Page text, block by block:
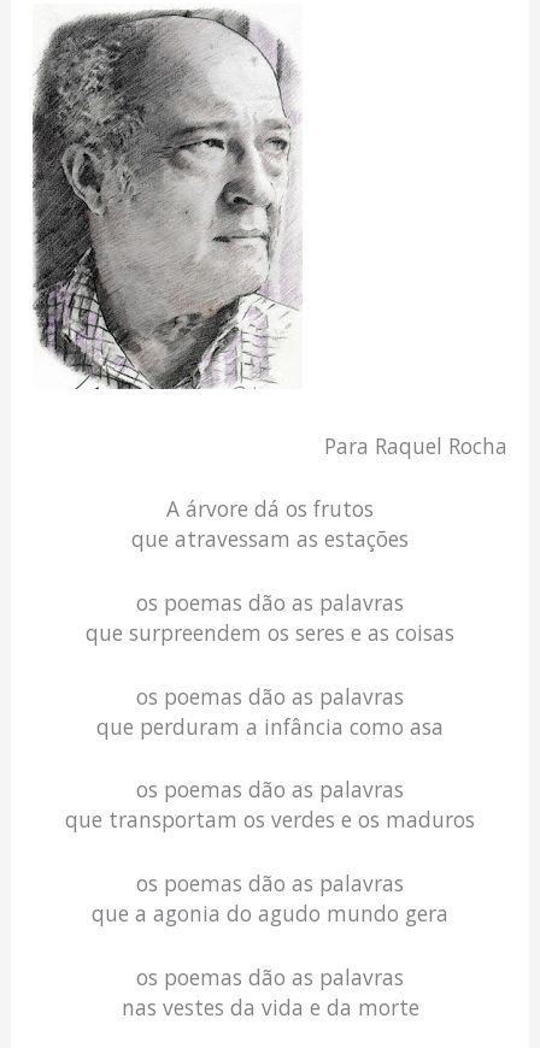
Para Raquel Rocha
A árvore dá os frutos
que atravessam as estações
os poemas dão as palavras
que surpreendem os seres e as coisas
os poemas dão as palavras
que perduram a infância como asa
os poemas dão as palavras
que transportam os verdes e os maduros
os poemas dão as palavras
que a agonia do agudo mundo gera
os poemas dão as palavras
nas vestes da vida e da morte